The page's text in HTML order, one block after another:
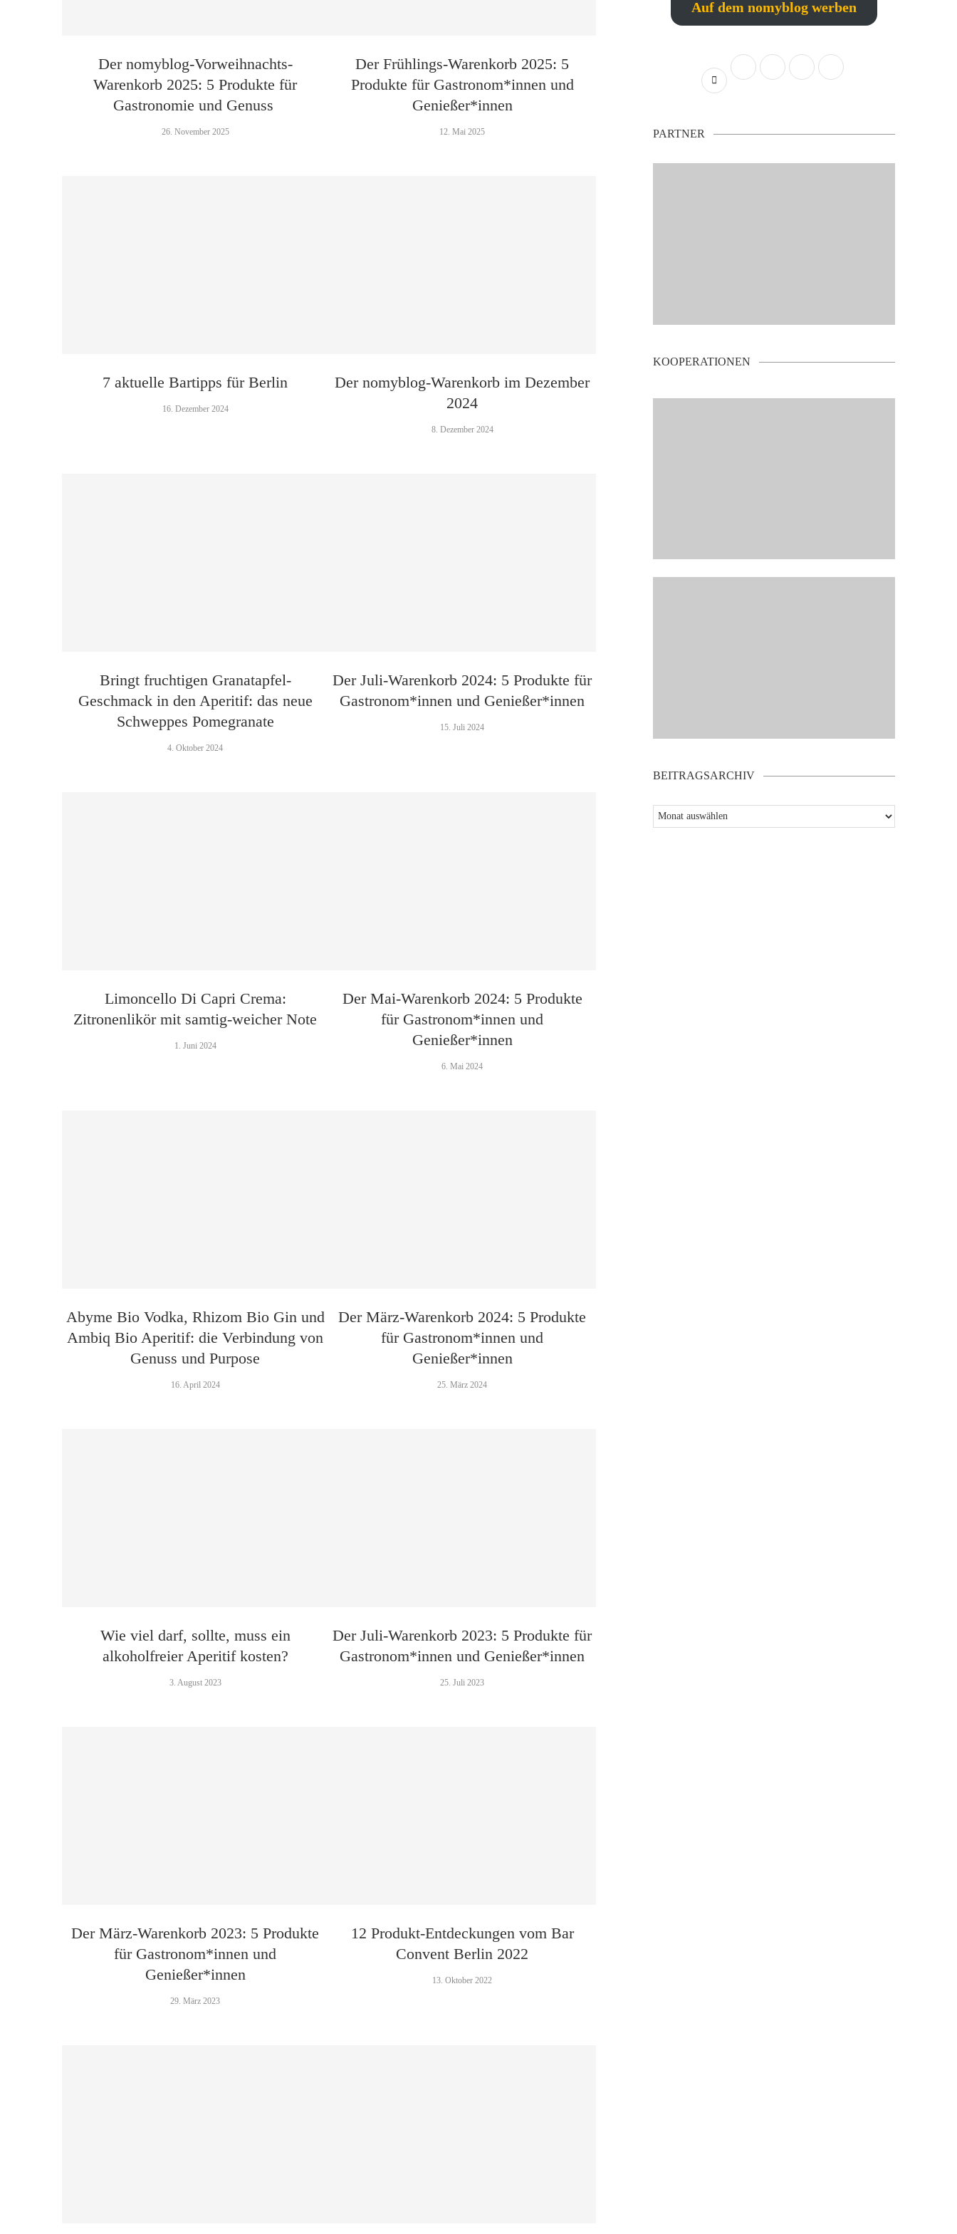
Der nomyblog-Vorweihnachts-
Warenkorb 2025: 5 Produkte für
Gastronomie und Genuss
26. November 2025
Der Frühlings-Warenkorb 2025: 5
Produkte für Gastronom*innen und
Genießer*innen
12. Mai 2025
7 aktuelle Bartipps für Berlin
16. Dezember 2024
Der nomyblog-Warenkorb im Dezember
2024
8. Dezember 2024
Bringt fruchtigen Granatapfel-
Geschmack in den Aperitif: das neue
Schweppes Pomegranate
4. Oktober 2024
Der Juli-Warenkorb 2024: 5 Produkte für
Gastronom*innen und Genießer*innen
15. Juli 2024
Limoncello Di Capri Crema:
Zitronenlikör mit samtig-weicher Note
1. Juni 2024
Der Mai-Warenkorb 2024: 5 Produkte
für Gastronom*innen und
Genießer*innen
6. Mai 2024
Abyme Bio Vodka, Rhizom Bio Gin und
Ambiq Bio Aperitif: die Verbindung von
Genuss und Purpose
16. April 2024
Der März-Warenkorb 2024: 5 Produkte
für Gastronom*innen und
Genießer*innen
25. März 2024
Wie viel darf, sollte, muss ein
alkoholfreier Aperitif kosten?
3. August 2023
Der Juli-Warenkorb 2023: 5 Produkte für
Gastronom*innen und Genießer*innen
25. Juli 2023
Der März-Warenkorb 2023: 5 Produkte
für Gastronom*innen und
Genießer*innen
29. März 2023
12 Produkt-Entdeckungen vom Bar
Convent Berlin 2022
13. Oktober 2022
Auf dem nomyblog werben
PARTNER
KOOPERATIONEN
BEITRAGSARCHIV